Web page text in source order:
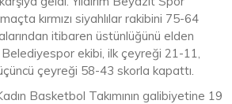
kırmızı siyahlılar rakibini 75-64
itibaren üstünlüğünü elden
ekibi, ilk çeyreği 21-11,
çeyreği 58-43 skorla kapattı.
Basketbol Takımının galibiyetine 19